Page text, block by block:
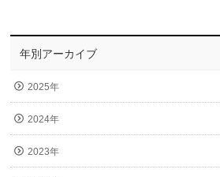
年別アーカイブ
2025年
2024年
2023年